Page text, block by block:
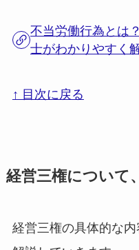
不当労働行為とは
士がわかりやすく
↑ 目次に戻る
経営三権について
経営三権の具体的な